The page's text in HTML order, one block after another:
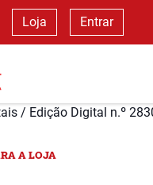
Loja Entrar
/ Edição Digital n.º
A LOJA